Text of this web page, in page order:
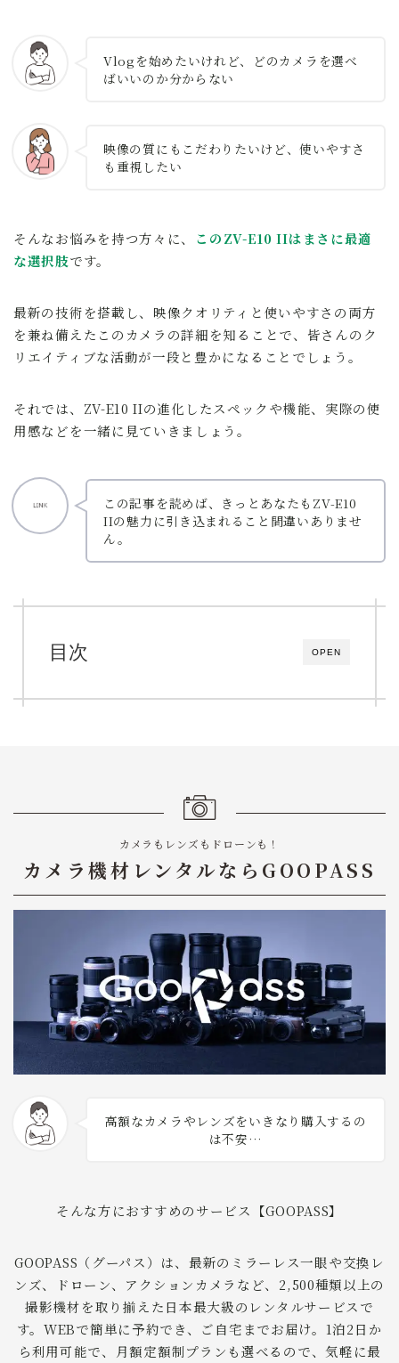
Vlogを始めたいけれど、どのカメラを選べ
ばいいのか分からない
映像の質にもこだわりたいけど、使いやすさ
も重視したい
そんなお悩みを持つ方々に、 このZV-E10 IIはまさに最適
な選択肢です。
最新の技術を搭載し、映像クオリティと使いやすさの両方
を兼ね備えたこのカメラの詳細を知ることで、皆さんのク
リエイティブな活動が一段と豊かになることでしょう。
それでは、ZV-E10 IIの進化したスペックや機能、実際の使
用感などを一緒に見ていきましょう。
この記事を読めば、きっとあなたもZV-E10
IIの魅力に引き込まれること間違いありませ
ん。
OPEN
目次
カメラもレンズもドローンも！
カメラ機材レンタルならGOOPASS
高額なカメラやレンズをいきなり購入するの
は不安…
そんな方におすすめのサービス【GOOPASS】
GOOPASS（グーパス）は、最新のミラーレス一眼や交換レ
ンズ、ドローン、アクションカメラなど、2,500種類以上の
撮影機材を取り揃えた日本最大級のレンタルサービスで
す。WEBで簡単に予約でき、ご自宅までお届け。1泊2日か
ら利用可能で、月額定額制プランも選べるので、気軽に最